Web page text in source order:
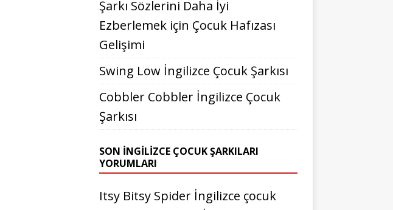
Şarkı Sözlerini Daha İyi
Ezberlemek için Çocuk Hafızası
Gelişimi
Swing Low İngilizce Çocuk Şarkısı
Cobbler Cobbler İngilizce Çocuk
Şarkısı
SON İNGILIZCE ÇOCUK ŞARKILARI
YORUMLARI
Itsy Bitsy Spider İngilizce çocuk